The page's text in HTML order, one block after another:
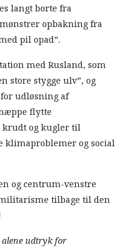
langt borte fra
opbakning fra
pil opad”.
med Rusland, som
store stygge ulv”, og
udløsning af
flytte
og kugler til
klimaproblemer og social
og centrum-venstre
tilbage til den
udtryk for